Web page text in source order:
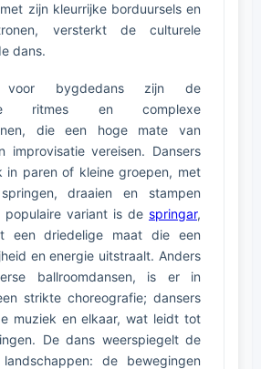
zijn kleurrijke borduursels en
versterkt de culturele
dans.
voor bygdedans zijn de
ritmes en complexe
die een hoge mate van
improvisatie vereisen. Dansers
in paren of kleine groepen, met
draaien en stampen
populaire variant is de springar,
een driedelige maat die een
en energie uitstraalt. Anders
ballroomdansen, is er in
strikte choreografie; dansers
muziek en elkaar, wat leidt tot
De dans weerspiegelt de
de bewegingen